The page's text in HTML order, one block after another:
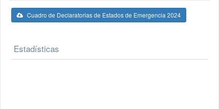
Cuadro de Declaratorias de Estados de Emergencia 2024
Estadísticas